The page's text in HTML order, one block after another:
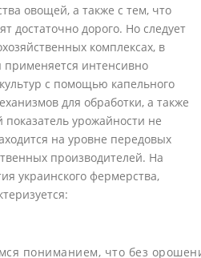
овощей, а также с тем, что
достаточно дорого. Но следует
комплексах, в
применяется интенсивно
с помощью капельного
для обработки, а также
урожайности не
на уровне передовых
производителей. На
украинского фермерства,
пониманием, что без